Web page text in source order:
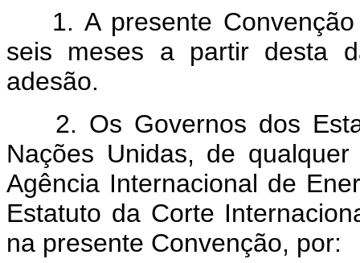
1. A presente Convenção
seis meses a partir desta
adesão.
2. Os Governos dos
Nações Unidas, de
Agência Internacional de
Estatuto da Corte
na presente Convenção, por: